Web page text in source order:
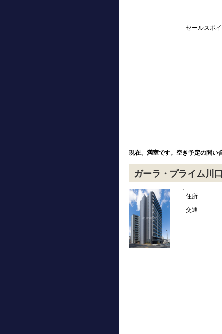
セールスポ
現在、満室です。空き予定の問い
ガーラ・プライム川
住所
交通